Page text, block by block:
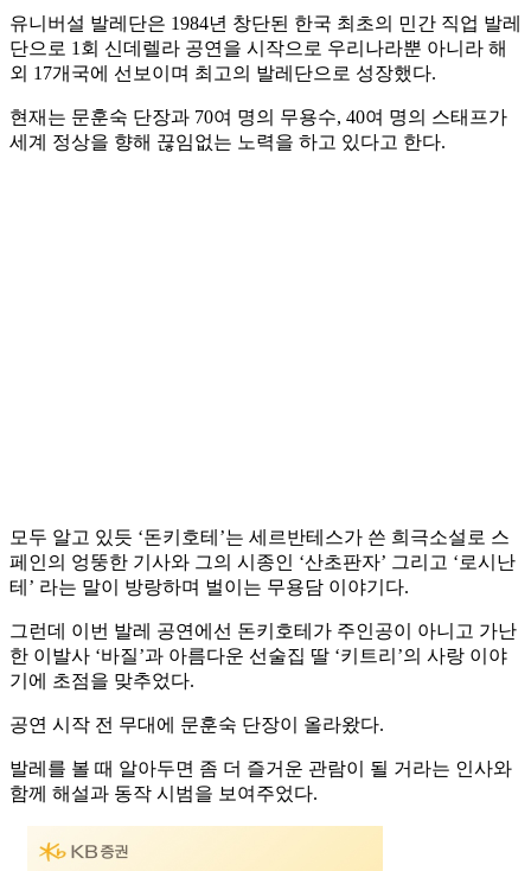
유니버설 발레단은 1984년 창단된 한국 최초의 민간 직업 발레
단으로 1회 신데렐라 공연을 시작으로 우리나라뿐 아니라 해
외 17개국에 선보이며 최고의 발레단으로 성장했다.
현재는 문훈숙 단장과 70여 명의 무용수, 40여 명의 스태프가
세계 정상을 향해 끊임없는 노력을 하고 있다고 한다.
모두 알고 있듯 ‘돈키호테’는 세르반테스가 쓴 희극소설로 스
페인의 엉뚱한 기사와 그의 시종인 ‘산초판자’ 그리고 ‘로시난
테’ 라는 말이 방랑하며 벌이는 무용담 이야기다.
그런데 이번 발레 공연에선 돈키호테가 주인공이 아니고 가난
한 이발사 ‘바질’과 아름다운 선술집 딸 ‘키트리’의 사랑 이야
기에 초점을 맞추었다.
공연 시작 전 무대에 문훈숙 단장이 올라왔다.
발레를 볼 때 알아두면 좀 더 즐거운 관람이 될 거라는 인사와
함께 해설과 동작 시범을 보여주었다.